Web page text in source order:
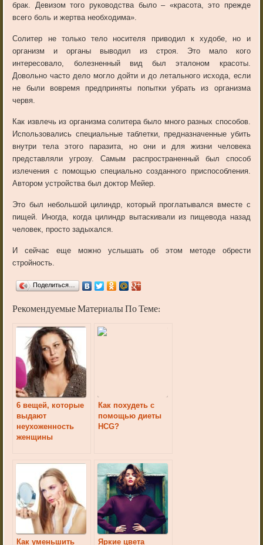
брак. Девизом того руководства было – «красота, это прежде
всего боль и жертва необходима».
Солитер не только тело носителя приводил к худобе, но и
организм и органы выводил из строя. Это мало кого
интересовало, болезненный вид был эталоном красоты.
Довольно часто дело могло дойти и до летального исхода, если
не были вовремя предприняты попытки убрать из организма
червя.
Как извлечь из организма солитера было много разных способов.
Использовались специальные таблетки, предназначенные убить
внутри тела этого паразита, но они и для жизни человека
представляли угрозу. Самым распространенный был способ
излечения с помощью специально созданного приспособления.
Автором устройства был доктор Мейер.
Это был небольшой цилиндр, который проглатывался вместе с
пищей. Иногда, когда цилиндр вытаскивали из пищевода назад
человек, просто задыхался.
И сейчас еще можно услышать об этом методе обрести
стройность.
Поделиться…
Рекомендуемые Материалы По Теме:
6 вещей, которые
выдают
неухоженность
женщины
Как похудеть с
помощью диеты
HCG?
Как уменьшить Яркие цвета